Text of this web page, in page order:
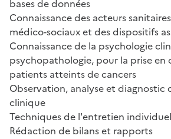
bases de données
Connaissance des acteurs
médico-sociaux et des dispositifs
Connaissance de la psychologie
psychopathologie, pour la prise en
patients atteints de cancers
Observation, analyse et diagnostic
clinique
Techniques de l'entretien individuel
Rédaction de bilans et rapports